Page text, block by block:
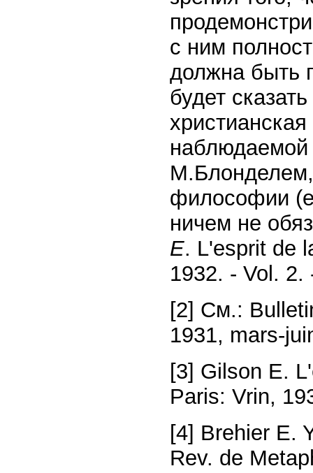
с ним
должна быть
будет
наблюдаемой
М.Блонделем,
философии
ничем не
E. L'esprit de
1932. - Vol. 2.
[2] См.:
1931, mars-
[3] Gilson E.
Paris: Vrin,
[4] Brehier E.
Rev. de